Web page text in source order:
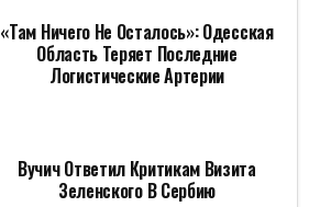
«Там Ничего Не Осталось»: Одесская
Область Теряет Последние
Логистические Артерии
Вучич Ответил Критикам Визита
Зеленского В Сербию